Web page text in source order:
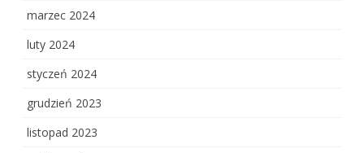
marzec 2024
luty 2024
styczeń 2024
grudzień 2023
listopad 2023